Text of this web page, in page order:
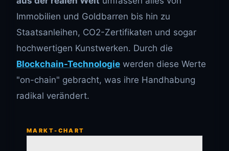
Immobilien und Goldbarren bis hin zu
Staatsanleihen, CO2-Zertifikaten und sogar
hochwertigen Kunstwerken. Durch die
Blockchain-Technologie werden diese Werte
"on-chain" gebracht, was ihre Handhabung
radikal verändert.
MARKT-CHART